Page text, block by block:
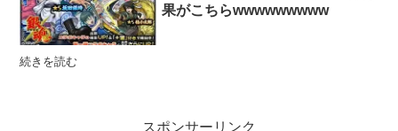
果がこちらwwwwwwwww
続きを読む
スポンサーリンク